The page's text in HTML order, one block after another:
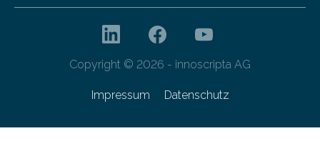
Copyright © 2026 - innoscripta AG
Impressum Datenschutz